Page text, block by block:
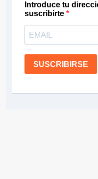
Introduce tu
suscribirte
SUSCRIBIRSE